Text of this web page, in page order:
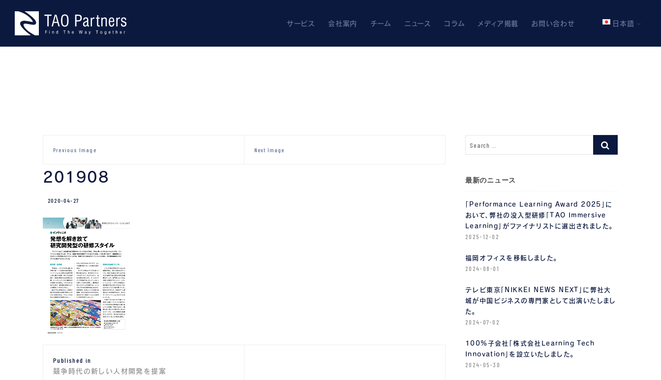
content
サービス 会社案内 チーム ニュース コラム メディア掲載 お問い合わせ 日本語
Previous Image Next Image
201908
2020-04-27
稿
Published in
競争時代の新しい人材開発を提案
最新のニュース
「Performance Learning Award 2025」に
おいて、弊社の没入型研修「TAO Immersive
Learning」がファイナリストに選出されました。
2025-12-02
福岡オフィスを移転しました。
2024-08-01
テレビ東京「NIKKEI NEWS NEXT」に弊社大
城が中国ビジネスの専門家として出演いたしまし
た。
2024-07-02
100%子会社「株式会社Learning Tech
Innovation」を設立いたしました。
2024-05-30